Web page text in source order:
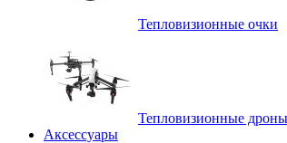
Тепловизионные очки
Тепловизионные
Аксессуары